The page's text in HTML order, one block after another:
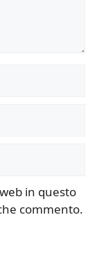
in questo
commento.